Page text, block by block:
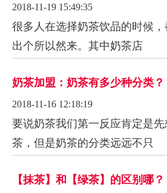
2018-11-19 15:49:35
很多人在选择奶茶饮品的时候
出个所以然来。其中奶茶店
奶茶加盟：奶茶有多少种分类？
2018-11-16 12:18:19
要说奶茶我们第一反应肯定是
茶，但是奶茶的分类远远不只
【抹茶】和【绿茶】的区别哪？